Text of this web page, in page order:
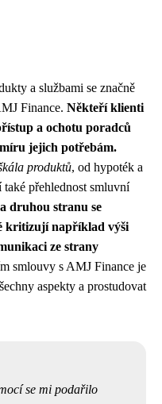
a službami se značně
Finance. Někteří klienti
a ochotu poradců
jejich potřebám.
produktů, od hypoték a
přehlednost smluvní
druhou stranu se
kritizují například výši
ze strany
smlouvy s AMJ Finance je
aspekty a prostudovat
se mi podařilo